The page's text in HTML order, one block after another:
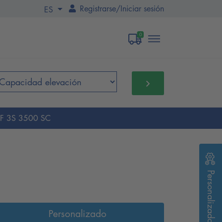
ES Registrarse/Iniciar sesión
0
3S 3500 SC
Personalizado Personalizado